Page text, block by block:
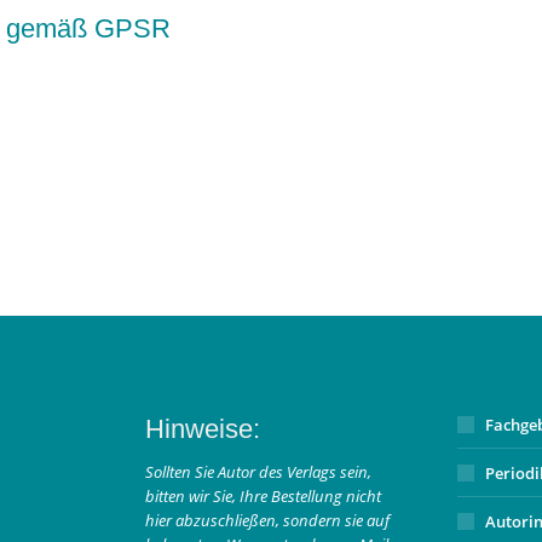
GPSR
Hinweise:
Sollten Sie Autor des Verlags sein,
bitten wir Sie, Ihre Bestellung nicht
hier abzuschließen, sondern sie auf